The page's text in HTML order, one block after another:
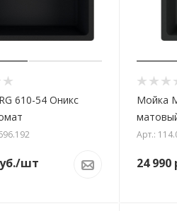
610-54 Оникс
/шт
Мойка
Арт.:
24 990